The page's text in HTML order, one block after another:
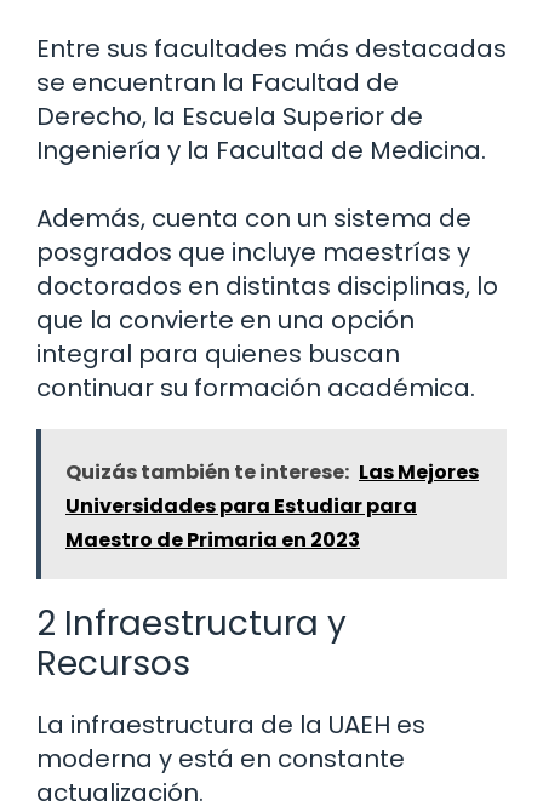
Entre sus facultades más destacadas
se encuentran la Facultad de
Derecho, la Escuela Superior de
Ingeniería y la Facultad de Medicina.
Además, cuenta con un sistema de
posgrados que incluye maestrías y
doctorados en distintas disciplinas, lo
que la convierte en una opción
integral para quienes buscan
continuar su formación académica.
Quizás también te interese: Las Mejores
Universidades para Estudiar para
Maestro de Primaria en 2023
2 Infraestructura y
Recursos
La infraestructura de la UAEH es
moderna y está en constante
actualización.